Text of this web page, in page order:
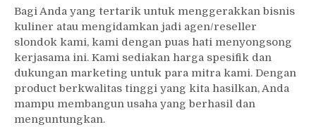
Bagi Anda yang tertarik untuk menggerakkan bisnis
kuliner atau mengidamkan jadi agen/reseller
slondok kami, kami dengan puas hati menyongsong
kerjasama ini. Kami sediakan harga spesifik dan
dukungan marketing untuk para mitra kami. Dengan
product berkwalitas tinggi yang kita hasilkan, Anda
mampu membangun usaha yang berhasil dan
menguntungkan.